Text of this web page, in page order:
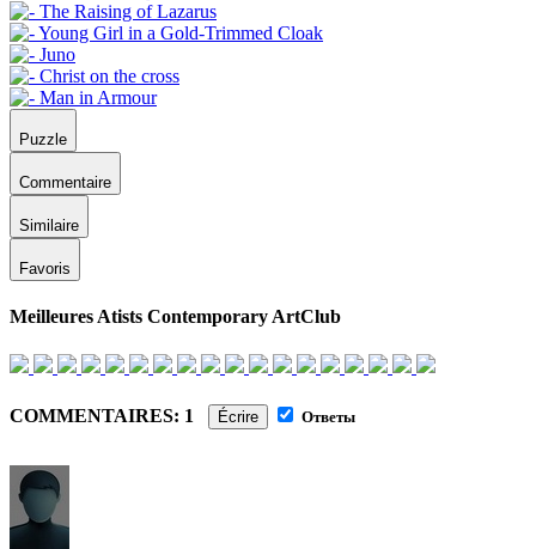
Puzzle
Commentaire
Similaire
Favoris
Meilleures Atists Contemporary ArtClub
COMMENTAIRES: 1 Écrire Ответы